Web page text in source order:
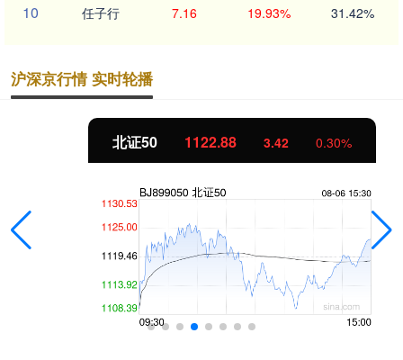
10 任子行 7.16 19.93% 31.42%
沪深京行情 实时轮播
北证50 1122.88 3.42 0.30%